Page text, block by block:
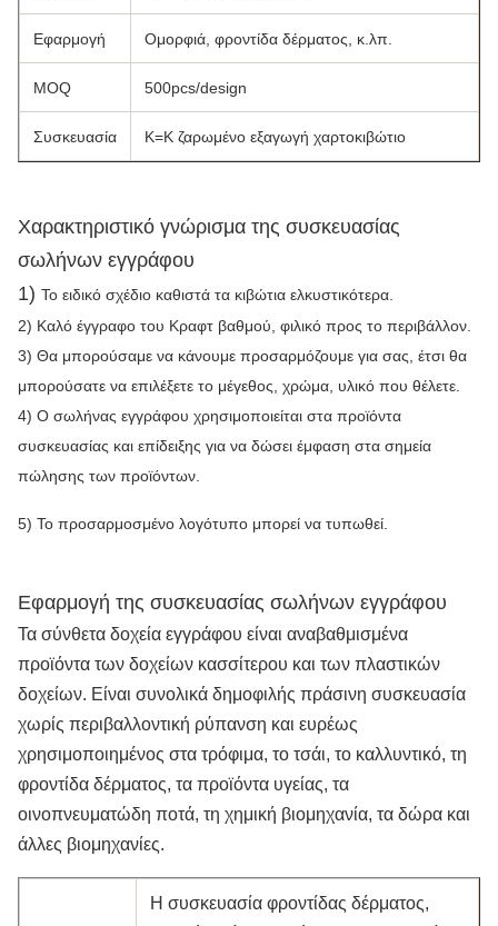
Εφαρμογή Ομορφιά, φροντίδα δέρματος, κ.λπ.
MOQ 500pcs/design
Συσκευασία K=K ζαρωμένο εξαγωγή χαρτοκιβώτιο
Χαρακτηριστικό γνώρισμα της συσκευασίας
σωλήνων εγγράφου
1) Το ειδικό σχέδιο καθιστά τα κιβώτια ελκυστικότερα.
2) Καλό έγγραφο του Κραφτ βαθμού, φιλικό προς το περιβάλλον.
3) Θα μπορούσαμε να κάνουμε προσαρμόζουμε για σας, έτσι θα
μπορούσατε να επιλέξετε το μέγεθος, χρώμα, υλικό που θέλετε.
4) Ο σωλήνας εγγράφου χρησιμοποιείται στα προϊόντα
συσκευασίας και επίδειξης για να δώσει έμφαση στα σημεία
πώλησης των προϊόντων.
5) Το προσαρμοσμένο λογότυπο μπορεί να τυπωθεί.
Εφαρμογή της συσκευασίας σωλήνων εγγράφου
Τα σύνθετα δοχεία εγγράφου είναι αναβαθμισμένα
προϊόντα των δοχείων κασσίτερου και των πλαστικών
δοχείων. Είναι συνολικά δημοφιλής πράσινη συσκευασία
χωρίς περιβαλλοντική ρύπανση και ευρέως
χρησιμοποιημένος στα τρόφιμα, το τσάι, το καλλυντικό, τη
φροντίδα δέρματος, τα προϊόντα υγείας, τα
οινοπνευματώδη ποτά, τη χημική βιομηχανία, τα δώρα και
άλλες βιομηχανίες.
Η συσκευασία φροντίδας δέρματος,